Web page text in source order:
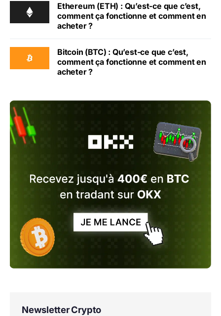
Ethereum (ETH) : Qu’est-ce que c’est,
comment ça fonctionne et comment en
acheter ?
Bitcoin (BTC) : Qu’est-ce que c’est,
comment ça fonctionne et comment en
acheter ?
Newsletter Crypto